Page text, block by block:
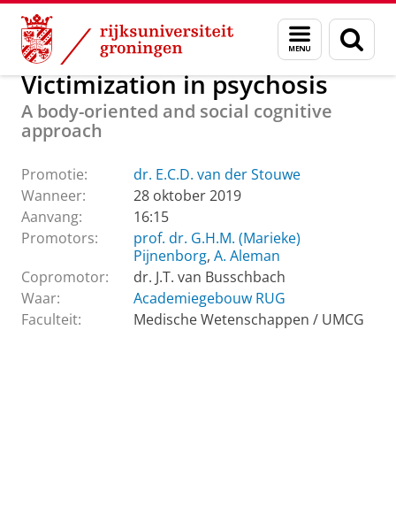
Skip
Content
Skip
Navigation
Menu
en
zoeken
Over ons Actueel Evenementen Promoties
Victimization in psychosis
A body-oriented and social cognitive
approach
Promotie:
dr. E.C.D. van der Stouwe
Wanneer:
28 oktober 2019
Aanvang:
16:15
Promotors:
prof. dr. G.H.M. (Marieke)
Pijnenborg, A. Aleman
Copromotor:
dr. J.T. van Busschbach
Waar:
Academiegebouw RUG
Faculteit:
Medische Wetenschappen / UMCG